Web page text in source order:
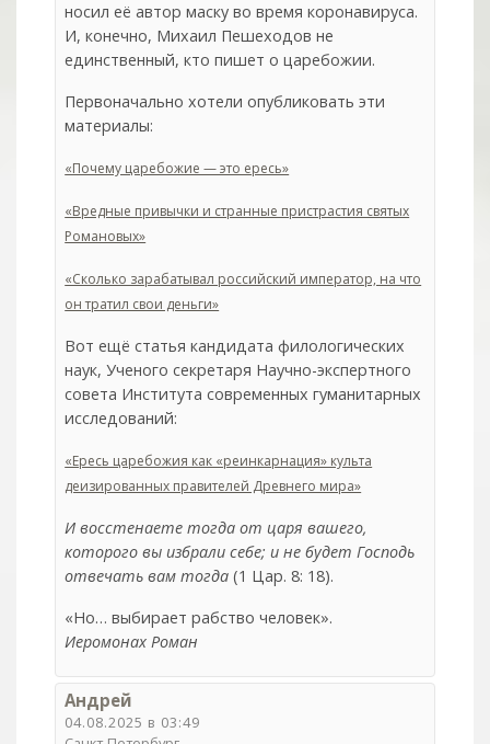
носил её автор маску во время коронавируса.
И, конечно, Михаил Пешеходов не
единственный, кто пишет о царебожии.
Первоначально хотели опубликовать эти
материалы:
«Почему царебожие — это ересь»
«Вредные привычки и странные пристрастия святых
Романовых»
«Сколько зарабатывал российский император, на что
он тратил свои деньги»
Вот ещё статья кандидата филологических
наук, Ученого секретаря Научно-экспертного
совета Института современных гуманитарных
исследований:
«Ересь царебожия как «реинкарнация» культа
деизированных правителей Древнего мира»
И восстенаете тогда от царя вашего,
которого вы избрали себе; и не будет Господь
отвечать вам тогда (1 Цар. 8: 18).
«Но… выбирает рабство человек».
Иеромонах Роман
Андрей
04.08.2025 в 03:49